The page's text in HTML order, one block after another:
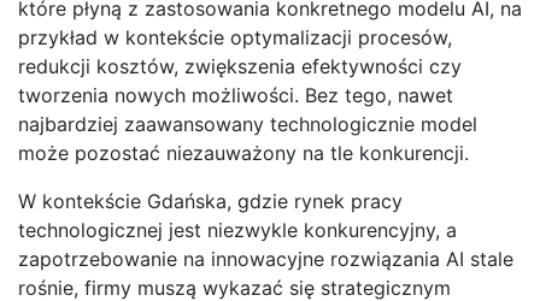
które płyną z zastosowania konkretnego modelu AI, na
przykład w kontekście optymalizacji procesów,
redukcji kosztów, zwiększenia efektywności czy
tworzenia nowych możliwości. Bez tego, nawet
najbardziej zaawansowany technologicznie model
może pozostać niezauważony na tle konkurencji.
W kontekście Gdańska, gdzie rynek pracy
technologicznej jest niezwykle konkurencyjny, a
zapotrzebowanie na innowacyjne rozwiązania AI stale
rośnie, firmy muszą wykazać się strategicznym